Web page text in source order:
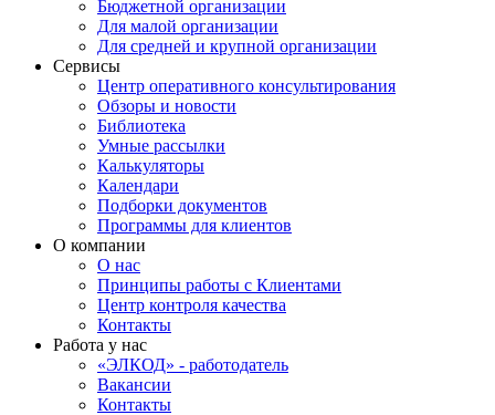
Бюджетной организации
Для малой организации
Для средней и крупной организации
Сервисы
Центр оперативного консультирования
Обзоры и новости
Библиотека
Умные рассылки
Калькуляторы
Календари
Подборки документов
Программы для клиентов
О компании
О нас
Принципы работы с Клиентами
Центр контроля качества
Контакты
Работа у нас
«ЭЛКОД» - работодатель
Вакансии
Контакты